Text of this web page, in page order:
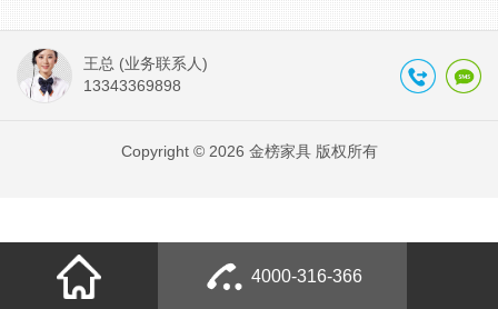
王总 (业务联系人)
13343369898
Copyright © 2026 金榜家具 版权所有
4000-316-366